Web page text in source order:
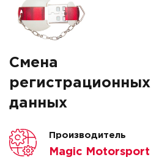
Смена
регистрационных
данных
Производитель
Magic Motorsport